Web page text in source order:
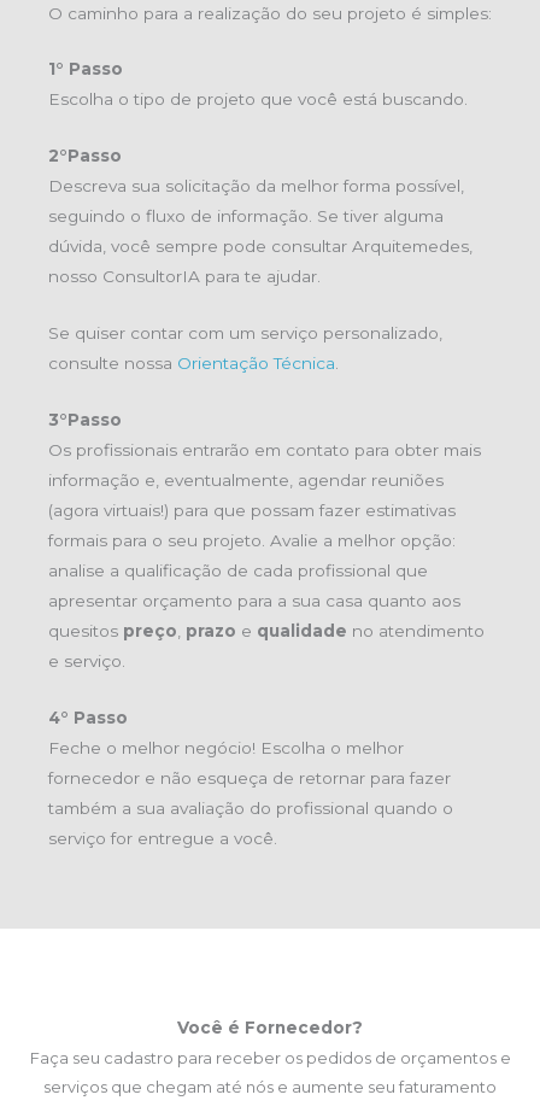
O caminho para a realização do seu projeto é simples:
1° Passo
Escolha o tipo de projeto que você está buscando.
2°Passo
Descreva sua solicitação da melhor forma possível,
seguindo o fluxo de informação. Se tiver alguma
dúvida, você sempre pode consultar Arquitemedes,
nosso ConsultorIA para te ajudar.
Se quiser contar com um serviço personalizado,
consulte nossa Orientação Técnica
3°Passo
Os profissionais entrarão em contato para obter mais
informação e, eventualmente, agendar reuniões
(agora virtuais!) para que possam fazer estimativas
formais para o seu projeto. Avalie a melhor opção:
analise a qualificação de cada profissional que
apresentar orçamento para a sua casa quanto aos
quesitos preço prazo e qualidade no atendimento
e serviço.
4° Passo
Feche o melhor negócio! Escolha o melhor
fornecedor e não esqueça de retornar para fazer
também a sua avaliação do profissional quando o
serviço for entregue a você.
Você é Fornecedor?
Faça seu cadastro para receber os pedidos de orçamentos e
serviços que chegam até nós e aumente seu faturamento